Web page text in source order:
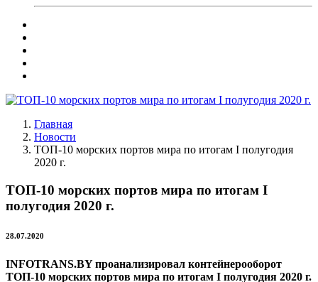
Главная
Новости
ТОП-10 морских портов мира по итогам I полугодия
2020 г.
ТОП-10 морских портов мира по итогам I
полугодия 2020 г.
28.07.2020
INFOTRANS.BY проанализировал контейнерооборот
ТОП-10 морских портов мира по итогам I полугодия 2020 г.